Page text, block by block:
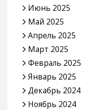
Июнь 2025
Май 2025
Апрель 2025
Март 2025
Февраль 2025
Январь 2025
Декабрь 2024
Ноябрь 2024